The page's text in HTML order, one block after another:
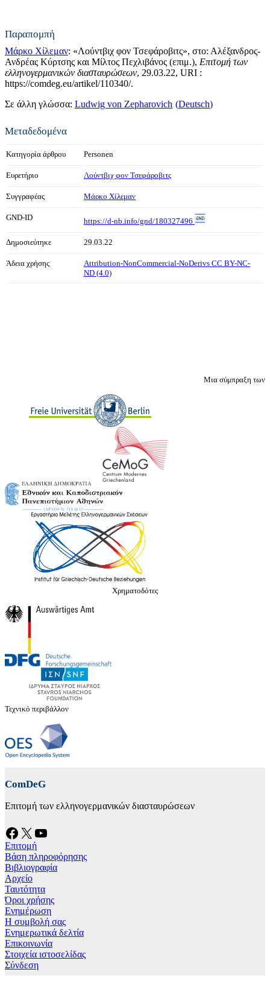
Παραπομπή
Μάρκο Χίλεμαν: «Λούντβιχ φον Τσεφάροβιτς», στο: Αλέξανδρος-
Ανδρέας Κύρτσης και Μίλτος Πεχλιβάνος (επιμ.), Επιτομή των
ελληνογερμανικών διασταυρώσεων, 29.03.22, URI :
https://comdeg.eu/artikel/110340/.
Σε άλλη γλώσσα: Ludwig von Zepharovich Deutsch
Μεταδεδομένα
Κατηγορία άρθρου Personen
Ευρετήριο Λούντβιχ φον Τσεφάροβιτς
Συγγραφέας Μάρκο Χίλεμαν
GND-ID https://d-nb.info/gnd/180327496
Δημοσιεύτηκε 29.03.22
Άδεια χρήσης
Attribution-NonCommercial-NoDerivs CC BY-NC-
ND (4.0)
Μια σύμπραξη των
Χρηματοδότες
Τεχνικό περιβάλλον
ComDeG
Επιτομή των ελληνογερμανικών διασταυρώσεων
Facebook X YouTube
Επιτομή
Βάση πληροφόρησης
Βιβλιογραφία
Αρχείο
Ταυτότητα
Όροι χρήσης
Ενημέρωση
Η συμβολή σας
Ενημερωτικά δελτία
Επικοινωνία
Στοιχεία ιστοσελίδας
Σύνδεση